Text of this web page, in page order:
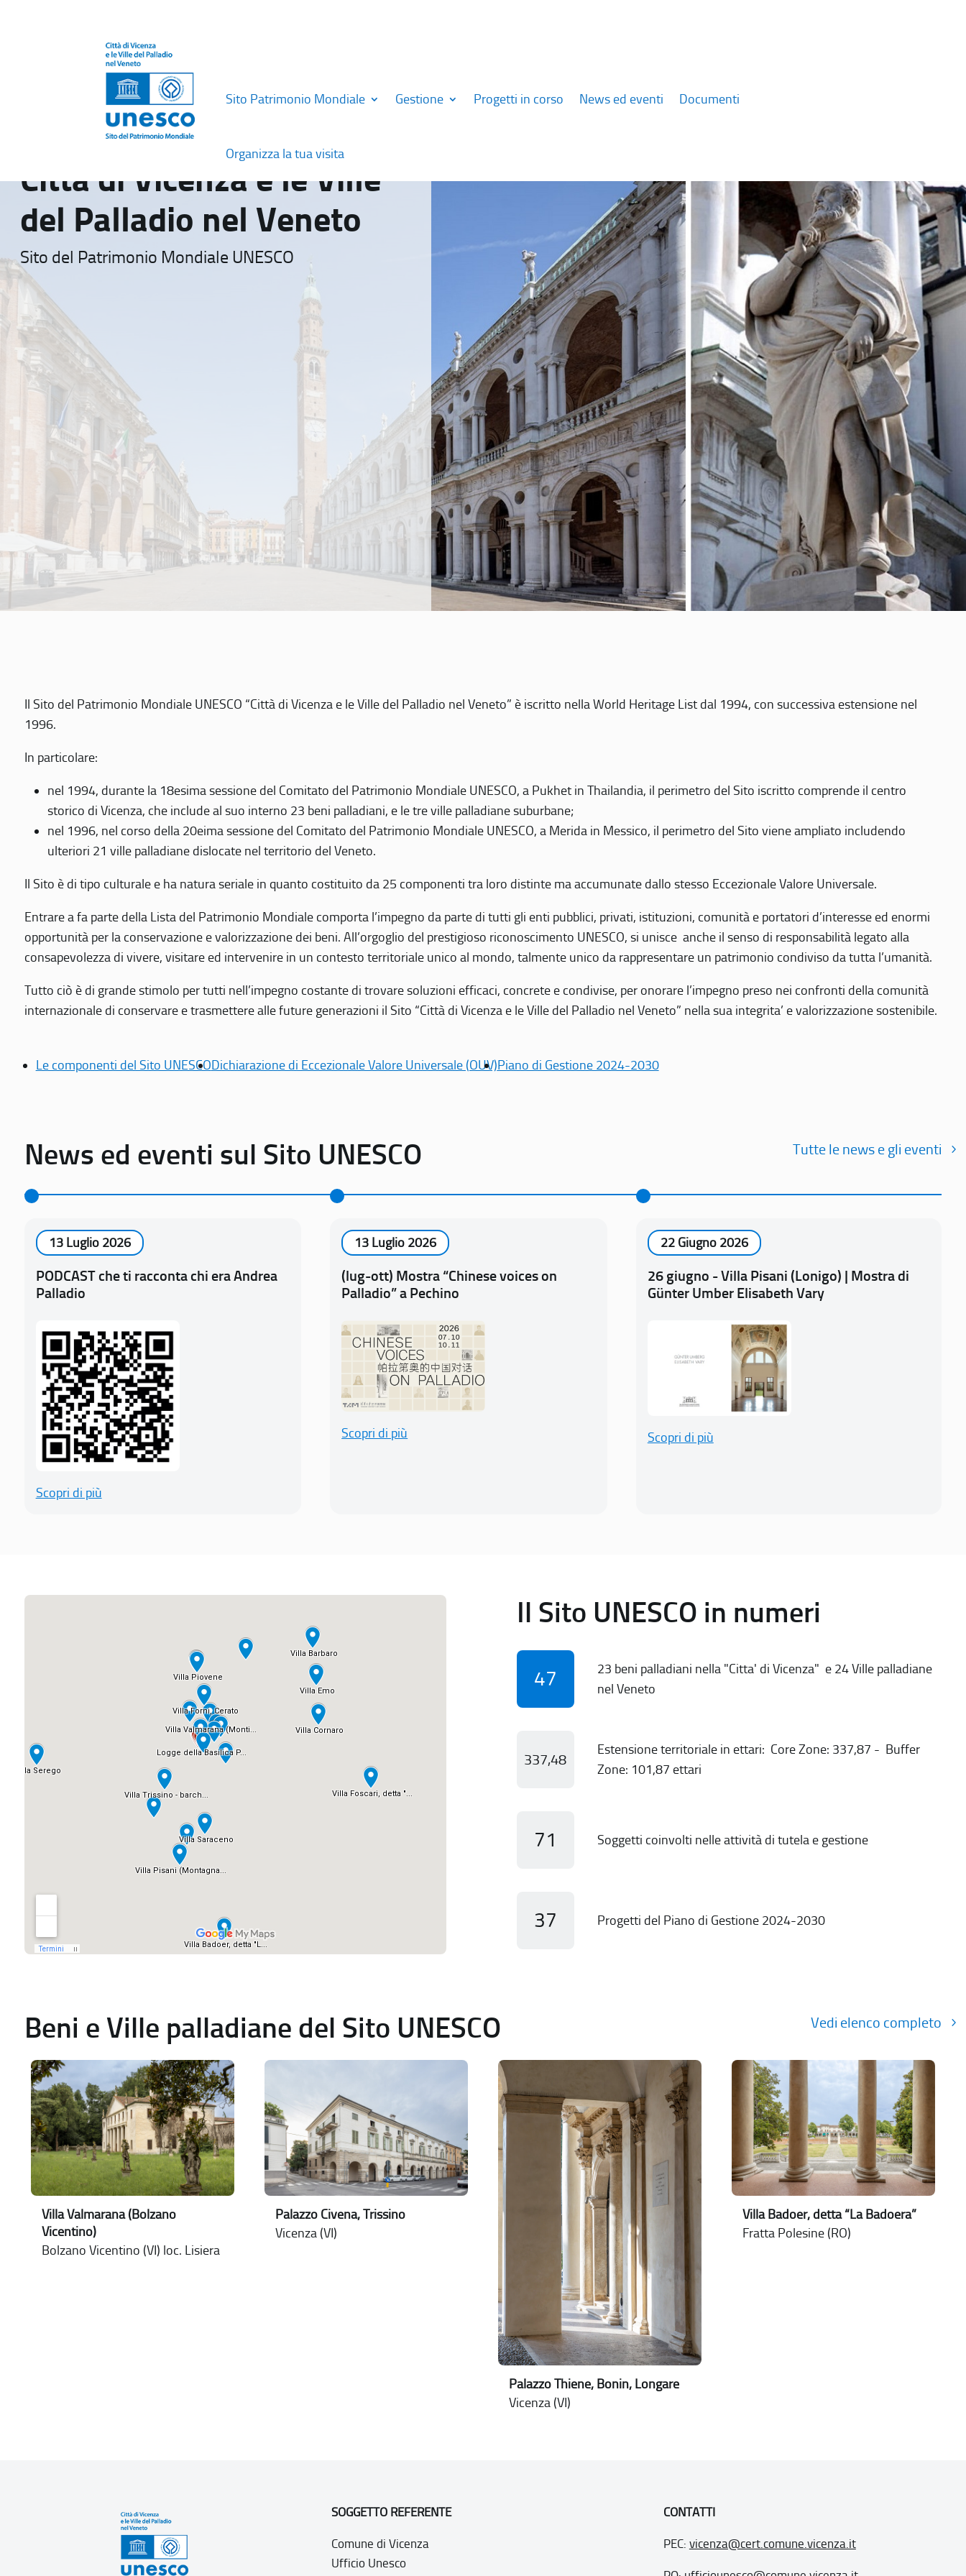
Sito Patrimonio Mondiale Gestione Progetti in corso News ed eventi Documenti
Organizza la tua visita
Città di Vicenza e le Ville
del Palladio nel Veneto
Sito del Patrimonio Mondiale UNESCO
Il Sito del Patrimonio Mondiale UNESCO “Città di Vicenza e le Ville del Palladio nel Veneto” è iscritto nella World Heritage List dal 1994, con successiva estensione nel
1996.
In particolare:
nel 1994, durante la 18esima sessione del Comitato del Patrimonio Mondiale UNESCO, a Pukhet in Thailandia, il perimetro del Sito iscritto comprende il centro
storico di Vicenza, che include al suo interno 23 beni palladiani, e le tre ville palladiane suburbane;
nel 1996, nel corso della 20eima sessione del Comitato del Patrimonio Mondiale UNESCO, a Merida in Messico, il perimetro del Sito viene ampliato includendo
ulteriori 21 ville palladiane dislocate nel territorio del Veneto.
Il Sito è di tipo culturale e ha natura seriale in quanto costituito da 25 componenti tra loro distinte ma accumunate dallo stesso Eccezionale Valore Universale.
Entrare a fa parte della Lista del Patrimonio Mondiale comporta l’impegno da parte di tutti gli enti pubblici, privati, istituzioni, comunità e portatori d’interesse ed enormi
opportunità per la conservazione e valorizzazione dei beni. All’orgoglio del prestigioso riconoscimento UNESCO, si unisce anche il senso di responsabilità legato alla
consapevolezza di vivere, visitare ed intervenire in un contesto territoriale unico al mondo, talmente unico da rappresentare un patrimonio condiviso da tutta l’umanità.
Tutto ciò è di grande stimolo per tutti nell’impegno costante di trovare soluzioni efficaci, concrete e condivise, per onorare l’impegno preso nei confronti della comunità
internazionale di conservare e trasmettere alle future generazioni il Sito “Città di Vicenza e le Ville del Palladio nel Veneto” nella sua integrita’ e valorizzazione sostenibile.
Le componenti del Sito UNESCODichiarazione di Eccezionale Valore Universale (OUV)Piano di Gestione 2024-2030
News ed eventi sul Sito UNESCO Tutte le news e gli eventi
13 Luglio 2026
PODCAST che ti racconta chi era Andrea
Palladio
Scopri di più
13 Luglio 2026
(lug-ott) Mostra “Chinese voices on
Palladio” a Pechino
Scopri di più
22 Giugno 2026
26 giugno - Villa Pisani (Lonigo) | Mostra di
Günter Umber Elisabeth Vary
Scopri di più
Il Sito UNESCO in numeri
47
23 beni palladiani nella "Citta' di Vicenza" e 24 Ville palladiane
nel Veneto
337,48
Estensione territoriale in ettari: Core Zone: 337,87 - Buffer
Zone: 101,87 ettari
71 Soggetti coinvolti nelle attività di tutela e gestione
37 Progetti del Piano di Gestione 2024-2030
Beni e Ville palladiane del Sito UNESCO Vedi elenco completo
Villa Valmarana (Bolzano
Vicentino)
Bolzano Vicentino (VI) loc. Lisiera
Palazzo Civena, Trissino
Vicenza (VI)
Palazzo Thiene, Bonin, Longare
Vicenza (VI)
Villa Badoer, detta “La Badoera”
Fratta Polesine (RO)
SOGGETTO REFERENTE
Comune di Vicenza
Ufficio Unesco
CONTATTI
PEC: vicenza@cert.comune.vicenza.it